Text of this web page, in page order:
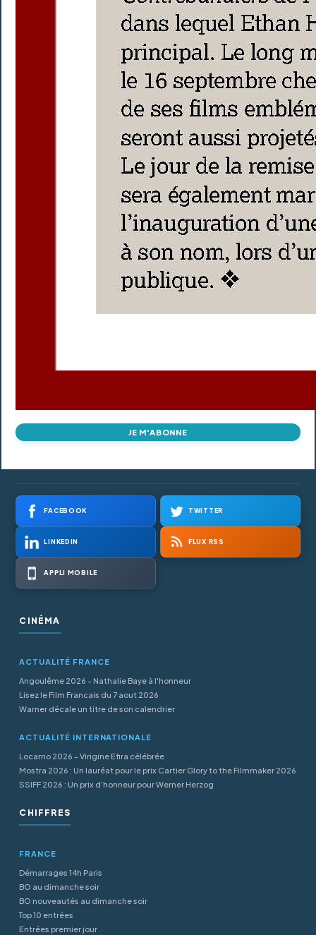
JE M'ABONNE
FACEBOOK TWITTER
LINKEDIN FLUX RSS
APPLI MOBILE
CINÉMA
ACTUALITÉ FRANCE
Angoulême 2026 - Nathalie Baye à l'honneur
Lisez le Film Francais du 7 aout 2026
Warner décale un titre de son calendrier
ACTUALITÉ INTERNATIONALE
Locarno 2026 - Virigine Efira célébrée
Mostra 2026 : Un lauréat pour le prix Cartier Glory to the Filmmaker 2026
SSIFF 2026 : Un prix d’honneur pour Werner Herzog
CHIFFRES
FRANCE
Démarrages 14h Paris
BO au dimanche soir
BO nouveautés au dimanche soir
Top 10 entrées
Entrées premier jour